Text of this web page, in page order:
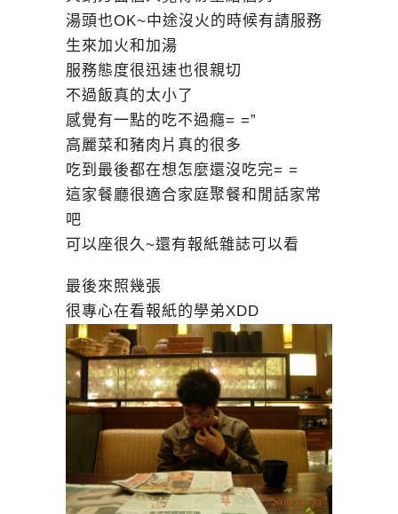
湯頭也OK~中途沒火的時候有請服務
生來加火和加湯
服務態度很迅速也很親切
不過飯真的太小了
感覺有一點的吃不過癮= =”
高麗菜和豬肉片真的很多
吃到最後都在想怎麼還沒吃完= =
這家餐廳很適合家庭聚餐和閒話家常
吧
可以座很久~還有報紙雜誌可以看
最後來照幾張
很專心在看報紙的學弟XDD